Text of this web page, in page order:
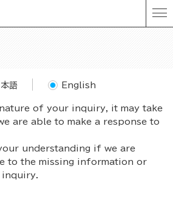
of your inquiry, it may take
are able to make a response to
understanding if we are
to the missing information or
本語 English